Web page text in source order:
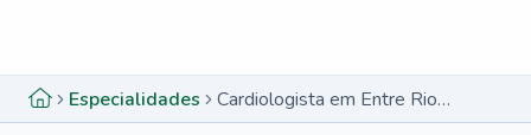
Especialidades Cardiologista em Entre Rios do Oeste - PR